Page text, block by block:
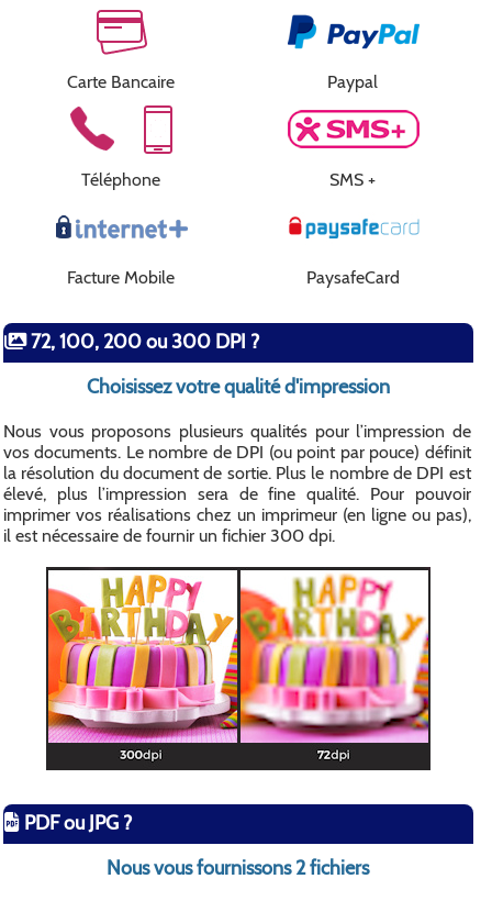
Carte Bancaire Paypal
Téléphone SMS +
Facture Mobile PaysafeCard
72, 100, 200 ou 300 DPI ?
Choisissez votre qualité d'impression
Nous vous proposons plusieurs qualités pour l’impression de
vos documents. Le nombre de DPI (ou point par pouce) définit
la résolution du document de sortie. Plus le nombre de DPI est
élevé, plus l’impression sera de fine qualité. Pour pouvoir
imprimer vos réalisations chez un imprimeur (en ligne ou pas),
il est nécessaire de fournir un fichier 300 dpi.
PDF ou JPG ?
Nous vous fournissons 2 fichiers